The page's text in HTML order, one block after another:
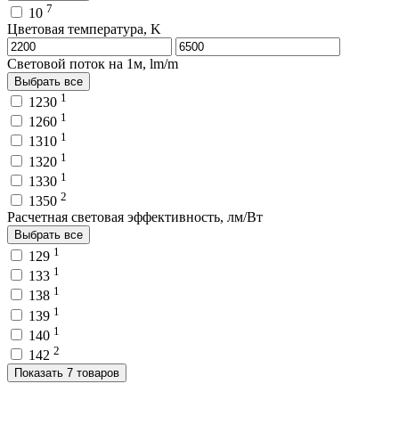
10 7
Цветовая температура, K
Световой поток на 1м, lm/m
Выбрать все
1230 1
1260 1
1310 1
1320 1
1330 1
1350 2
Расчетная световая эффективность, лм/Вт
Выбрать все
129 1
133 1
138 1
139 1
140 1
142 2
Показать 7 товаров